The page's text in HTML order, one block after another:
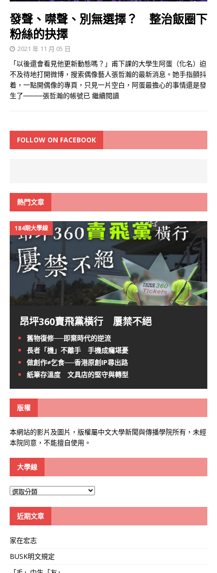
發聲、噤聲、別無選擇？ 整治飯圈下
粉絲的抉擇
2021 年 11 月 05 日
「以後還會看見他更新動態嗎？」甫下課的大學生阿蛋（化名）迫
不及待地打開微博，搜索偶像藝人張哲瀚的最新消息。她手指顫抖
着，一點開偶像的專頁，只見一片空白，阿蛋最擔心的事情還是發
生了────張哲瀚的帳號已 繼續閱讀
FOLLOW ON FACEBOOK
熱門文章
184期大學線
昂坪360賣飛黨橫行 屢禁不絕
舊物復修──即棄時代的逆流
長者「機」不離手 手機成癮堪憂
做創作≠乞食──香港原創IP尋出路
紙筆存溫度 文具店的堅守與轉型
版權
本網站的影片及圖片，版權屬中文大學新聞與傳播學院所有，未經
本院同意，不能擅自使用。
大學線
大
近期文章
家在宏志
BUSK明文規定